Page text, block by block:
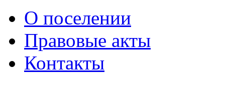
О поселении
Правовые акты
Контакты